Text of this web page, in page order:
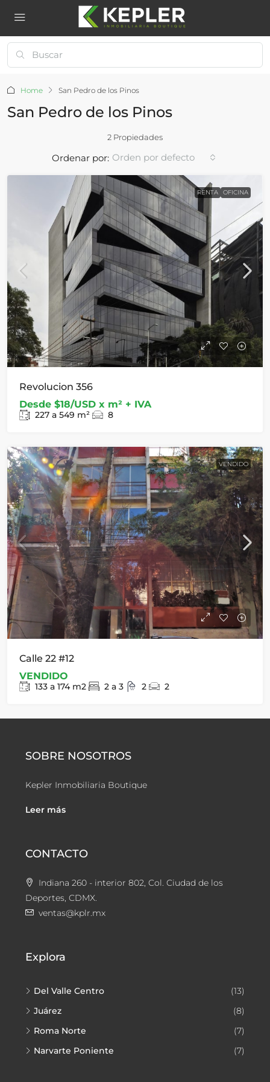
Home San Pedro de los Pinos
San Pedro de los Pinos
2 Propiedades
Ordenar por: Orden por defecto
RENTA OFICINA
Revolucion 356
Desde $18/USD x m² + IVA
227 a 549 m² 8
VENDIDO
Calle 22 #12
VENDIDO
133 a 174 m2 2 a 3 2 2
SOBRE NOSOTROS
Kepler Inmobiliaria Boutique
Leer más
CONTACTO
Indiana 260 - interior 802, Col. Ciudad de los
Deportes, CDMX.
ventas@kplr.mx
Explora
Del Valle Centro
(13)
Juárez
(8)
Roma Norte
(7)
Narvarte Poniente
(7)